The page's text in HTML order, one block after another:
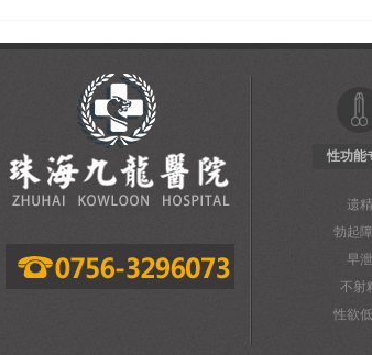
性功能
遗精
勃起
早泄
不射
性欲